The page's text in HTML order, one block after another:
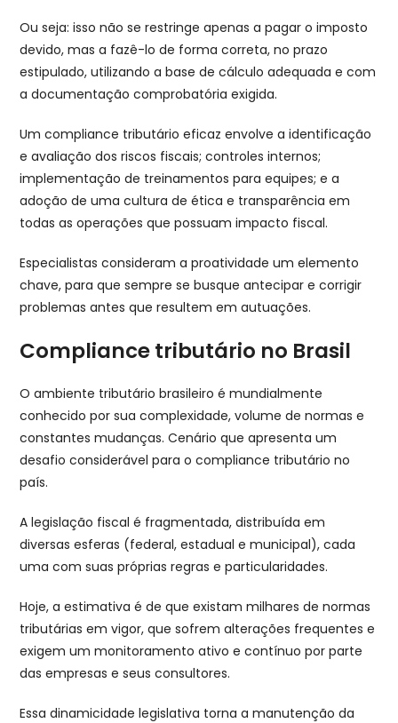
Ou seja: isso não se restringe apenas a pagar o imposto
devido, mas a fazê-lo de forma correta, no prazo
estipulado, utilizando a base de cálculo adequada e com
a documentação comprobatória exigida.
Um compliance tributário eficaz envolve a identificação
e avaliação dos riscos fiscais; controles internos;
implementação de treinamentos para equipes; e a
adoção de uma cultura de ética e transparência em
todas as operações que possuam impacto fiscal.
Especialistas consideram a proatividade um elemento
chave, para que sempre se busque antecipar e corrigir
problemas antes que resultem em autuações.
Compliance tributário no Brasil
O ambiente tributário brasileiro é mundialmente
conhecido por sua complexidade, volume de normas e
constantes mudanças. Cenário que apresenta um
desafio considerável para o compliance tributário no
país.
A legislação fiscal é fragmentada, distribuída em
diversas esferas (federal, estadual e municipal), cada
uma com suas próprias regras e particularidades.
Hoje, a estimativa é de que existam milhares de normas
tributárias em vigor, que sofrem alterações frequentes e
exigem um monitoramento ativo e contínuo por parte
das empresas e seus consultores.
Essa dinamicidade legislativa torna a manutenção da